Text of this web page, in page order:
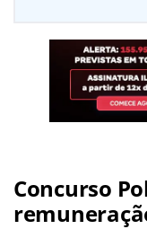
Concurso